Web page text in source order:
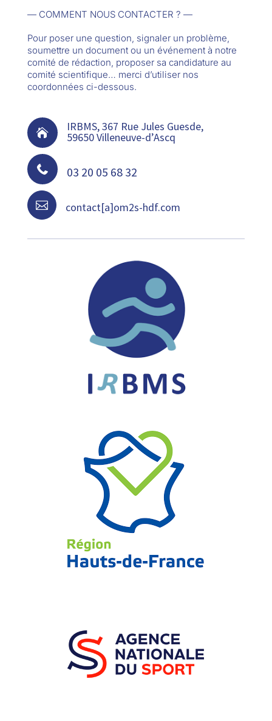
— COMMENT NOUS CONTACTER ? —
Pour poser une question, signaler un problème,
soumettre un document ou un événement à notre
comité de rédaction, proposer sa candidature au
comité scientifique… merci d’utiliser nos
coordonnées ci-dessous.
 IRBMS, 367 Rue Jules Guesde,
59650 Villeneuve-d’Ascq
 03 20 05 68 32
 contact[a]om2s-hdf.com